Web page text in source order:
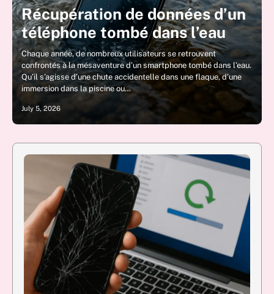
Récupération de données d’un
téléphone tombé dans l’eau
Chaque année, de nombreux utilisateurs se retrouvent
confrontés à la mésaventure d’un smartphone tombé dans l’eau.
Qu’il s’agisse d’une chute accidentelle dans une flaque, d’une
immersion dans la piscine ou…
July 5, 2026